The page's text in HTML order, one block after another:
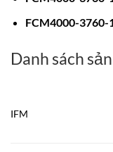
FCM4000-
Danh sách
IFM